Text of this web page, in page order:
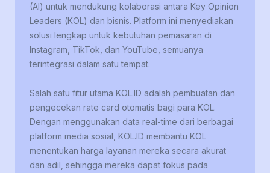
(AI) untuk mendukung kolaborasi antara Key Opinion
Leaders (KOL) dan bisnis. Platform ini menyediakan
solusi lengkap untuk kebutuhan pemasaran di
Instagram, TikTok, dan YouTube, semuanya
terintegrasi dalam satu tempat.
Salah satu fitur utama KOL.ID adalah pembuatan dan
pengecekan rate card otomatis bagi para KOL.
Dengan menggunakan data real-time dari berbagai
platform media sosial, KOL.ID membantu KOL
menentukan harga layanan mereka secara akurat
dan adil, sehingga mereka dapat fokus pada